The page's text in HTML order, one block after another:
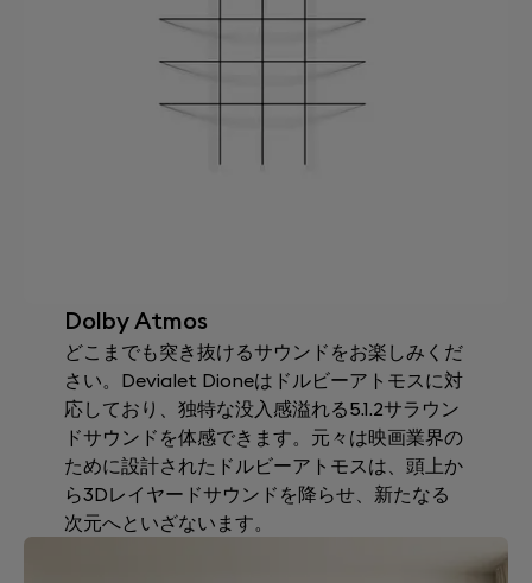
Dolby Atmos
どこまでも突き抜けるサウンドをお楽しみくだ
さい。Devialet Dioneはドルビーアトモスに対
応しており、独特な没入感溢れる5.1.2サラウン
ドサウンドを体感できます。元々は映画業界の
ために設計されたドルビーアトモスは、頭上か
ら3Dレイヤードサウンドを降らせ、新たなる
次元へといざないます。